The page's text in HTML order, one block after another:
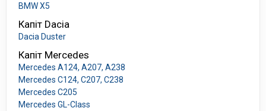
BMW X5
Капіт Dacia
Dacia Duster
Капіт Mercedes
Mercedes A124, A207, A238
Mercedes C124, C207, C238
Mercedes C205
Mercedes GL-Class